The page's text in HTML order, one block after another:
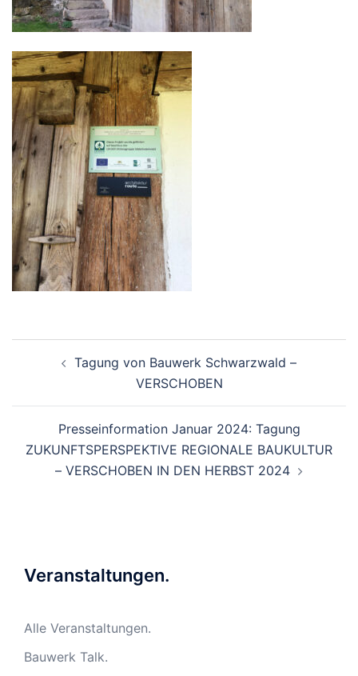
Tagung von Bauwerk Schwarzwald –
VERSCHOBEN
Presseinformation Januar 2024: Tagung
ZUKUNFTSPERSPEKTIVE REGIONALE BAUKULTUR
– VERSCHOBEN IN DEN HERBST 2024
Veranstaltungen.
Alle Veranstaltungen.
Bauwerk Talk.